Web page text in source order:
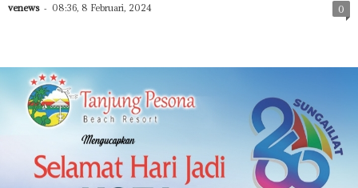
venews - 08:36, 8 Februari, 2024 0